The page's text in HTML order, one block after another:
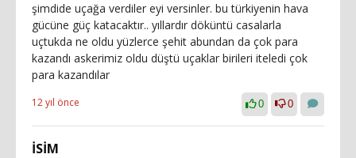
şimdide uçağa verdiler eyi versinler. bu türkiyenin hava
gücüne güç katacaktır.. yıllardır döküntü casalarla
uçtukda ne oldu yüzlerce şehit abundan da çok para
kazandı askerimiz oldu düştü uçaklar birileri iteledi çok
para kazandılar
12 yıl önce 0 0
İSİM